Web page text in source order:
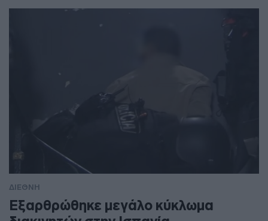
ΔΙΕΘΝΗ
Εξαρθρώθηκε μεγάλο κύκλωμα